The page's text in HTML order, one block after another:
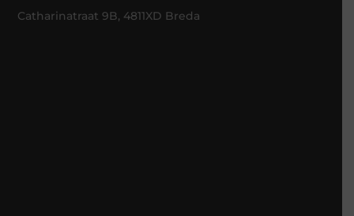
Catharinatraat 9B, 4811XD Breda